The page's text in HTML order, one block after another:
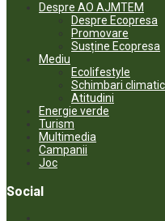
Despre AO AJMTEM
Despre Ecopresa
Promovare
Susține Ecopresa
Mediu
Ecolifestyle
Schimbari
Atitudini
Energie verde
Turism
Multimedia
Campanii
Joc
Social